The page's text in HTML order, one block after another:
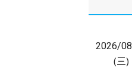
2026/
(三)